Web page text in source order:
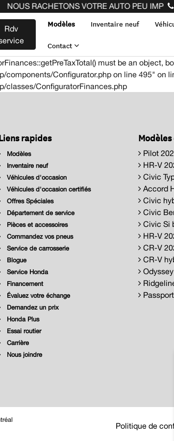
NOUS RACHETONS VOTRE AUTO PEU
Rdv
Modèles Inventaire neuf
Contact
must be an object,
Configurator.php on line 495" on
classes/ConfiguratorFinances.php
rapides
Modèles
Inventaire neuf
Véhicules d'occasion
Véhicules d'occasion certifiés
Offres Spéciales
Département de service
Pièces et accessoires
Commandez vos pneus
Service de carrosserie
Blogue
Service Honda
Financement
Évaluez votre échange
Demandez un prix
Honda Plus
Essai routier
Carrière
Nous joindre
Pilot
HR-V
Civic
Accord
Civic
Civic
Civic Si
HR-V
CR-V
CR-V
Politique de